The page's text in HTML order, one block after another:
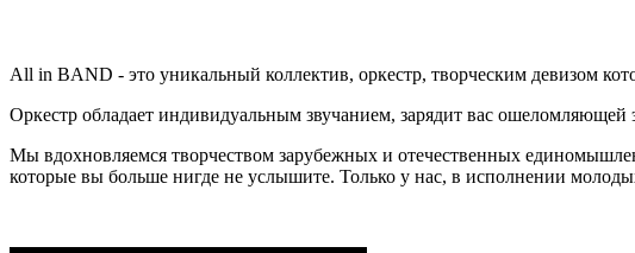
All in BAND - это уникальный коллектив, оркестр, творческим девизом
Оркестр обладает индивидуальным звучанием, зарядит вас
Мы вдохновляемся творчеством зарубежных и отечественных
которые вы больше нигде не услышите. Только у нас, в исполнении